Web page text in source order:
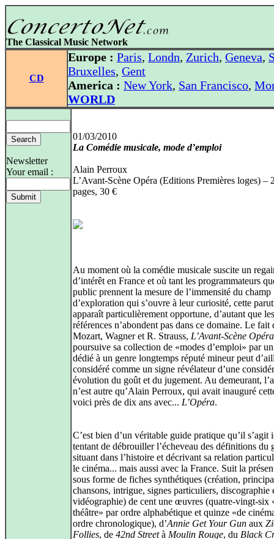
The Classical Music Network
CD
Europe : Paris, Londn, Zurich, Geneva,
Bruxelles, Gent
America : New York, San Francisco,
WORLD
Newsletter
Your email :
01/03/2010
La Comédie musicale, mode d’emploi
Alain Perroux
L’Avant-Scène Opéra (Editions Premières loges) –
pages, 30 €
Au moment où la comédie musicale suscite un
d’intérêt en France et où tant les programmateurs
public prennent la mesure de l’immensité du champ
d’exploration qui s’ouvre à leur curiosité, cette
apparaît particulièrement opportune, d’autant que les
références n’abondent pas dans ce domaine. Le fait
Mozart, Wagner et R. Strauss, L’Avant-Scène Opéra
poursuive sa collection de «modes d’emploi» par
dédié à un genre longtemps réputé mineur peut
considéré comme un signe révélateur d’une
évolution du goût et du jugement. Au demeurant,
n’est autre qu’Alain Perroux, qui avait inauguré
voici près de dix ans avec... L’Opéra.
C’est bien d’un véritable guide pratique qu’il s’agit
tentant de débrouiller l’écheveau des définitions du
situant dans l’histoire et décrivant sa relation
le cinéma... mais aussi avec la France. Suit la
sous forme de fiches synthétiques (création,
chansons, intrigue, signes particuliers, discographie
vidéographie) de cent une œuvres (quatre-vingt-six
théâtre» par ordre alphabétique et quinze «de
ordre chronologique), d’Annie Get Your Gun aux
Follies, de 42nd Streetà Moulin Rouge, du Black